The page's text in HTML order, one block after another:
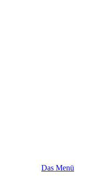
Das Menü